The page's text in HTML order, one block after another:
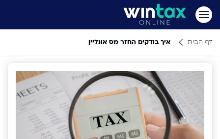
דף הבית איך בודקים החזר מס אונליין